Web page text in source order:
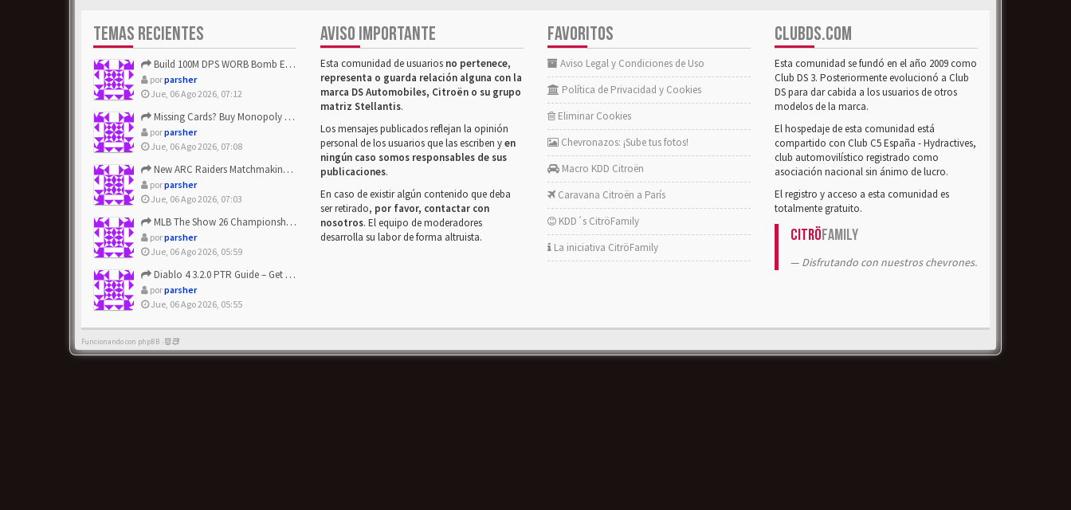
TEMAS RECIENTES
Build 100M DPS WORB Bomb Elementalist Fast - Grab POE Curren...
porparsher
Jue, 06 Ago 2026, 07:12
Missing Cards? Buy Monopoly Go Happy Harvest with Looney Tun...
porparsher
Jue, 06 Ago 2026, 07:08
New ARC Raiders Matchmaking Update: Stop Failed - Grab Bluep...
porparsher
Jue, 06 Ago 2026, 07:03
MLB The Show 26 Championship Series Update! Get Cheap & ...
porparsher
Jue, 06 Ago 2026, 05:59
Diablo 4 3.2.0 PTR Guide – Get 8% Off Items Quickly to Test ...
porparsher
Jue, 06 Ago 2026, 05:55
AVISO IMPORTANTE
Esta comunidad de usuarios no pertenece,
representa o guarda relación alguna con la
marca DS Automobiles, Citroën o su grupo
matriz Stellantis.
Los mensajes publicados reflejan la opinión
personal de los usuarios que las escriben yen
ningún caso somos responsables de sus
publicaciones.
En caso de existir algún contenido que deba
ser retirado, por favor, contactar con
nosotros. El equipo de moderadores
desarrolla su labor de forma altruista.
FAVORITOS
Aviso Legal y Condiciones de Uso
Política de Privacidad y Cookies
Eliminar Cookies
Chevronazos: ¡Sube tus fotos!
Macro KDD Citroën
Caravana Citroën a París
KDD´s CitröFamily
La iniciativa CitröFamily
CLUBDS.COM
Esta comunidad se fundó en el año 2009 como
Club DS 3. Posteriormente evolucionó a Club
DS para dar cabida a los usuarios de otros
modelos de la marca.
El hospedaje de esta comunidad está
compartido con Club C5 España - Hydractives,
club automovilístico registrado como
asociación nacional sin ánimo de lucro.
El registro y acceso a esta comunidad es
totalmente gratuito.
CitröFamily
Disfrutando con nuestros chevrones.
Funcionando con phpBB -